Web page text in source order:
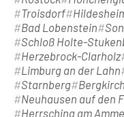
Troisdorf
Bad Lobenstein
Schloß Holte-
Herzebrock-Clarholz
Limburg an der Lahn
Starnberg
Neuhausen auf den
Herrsching am